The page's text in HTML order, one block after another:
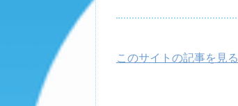
このサイトの記事を見る